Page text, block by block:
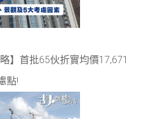
略】首批65伙折實均價17,671
點!